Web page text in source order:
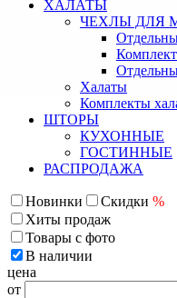
ХАЛАТЫ
ЧЕХЛЫ ДЛЯ
Халаты
Комплекты
ШТОРЫ
КУХОННЫЕ
ГОСТИННЫЕ
РАСПРОДАЖА
Новинки Скидки %
Хиты продаж
Товары с фото
В наличии
цена
от